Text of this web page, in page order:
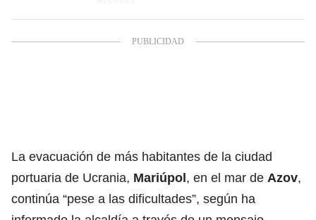
La evacuación de más habitantes de la ciudad
portuaria de Ucrania, Mariúpol, en el mar de Azov,
continúa “pese a las dificultades”, según ha